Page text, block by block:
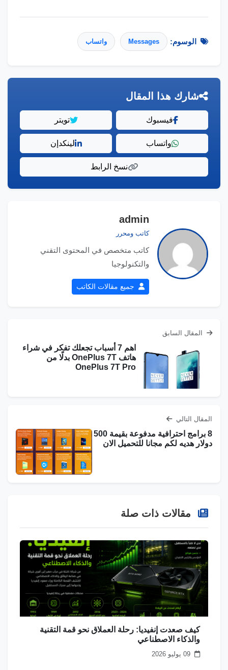
الوسوم: Messages واتساب
شارك هذا المقال
فيسبوك تويتر
واتساب لينكدإن
نسخ الرابط
admin
كاتب ومحرر
كاتب متخصص في المحتوى التقني
والتكنولوجيا
جميع مقالات الكاتب
المقال السابق
اهم 7 أسباب تجعلك تفكر في شراء
هاتف OnePlus 7T بدلًا من
OnePlus 7T Pro
المقال التالي
8 برامج احترافية مدفوعة بقيمة 500
دولار هديه لكم مجانا للتحميل الان
مقالات ذات صلة
كيف صعدت إنفيديا: رحلة العملاق نحو قمة التقنية
والذكاء الاصطناعي